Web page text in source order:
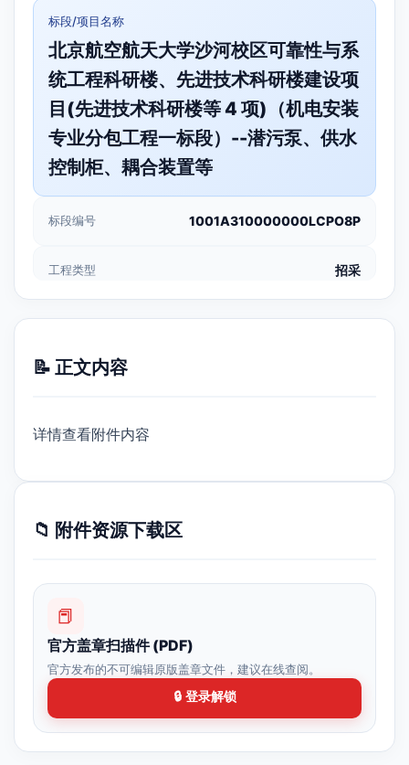
标段/项目名称
北京航空航天大学沙河校区可靠性与系
统工程科研楼、先进技术科研楼建设项
目(先进技术科研楼等 4 项)（机电安装
专业分包工程一标段）--潜污泵、供水
控制柜、耦合装置等
标段编号 1001A310000000LCPO8P
工程类型 招采
📝 正文内容
详情查看附件内容
📁 附件资源下载区
📕
官方盖章扫描件 (PDF)
官方发布的不可编辑原版盖章文件，建议在线查阅。
🔒 登录解锁